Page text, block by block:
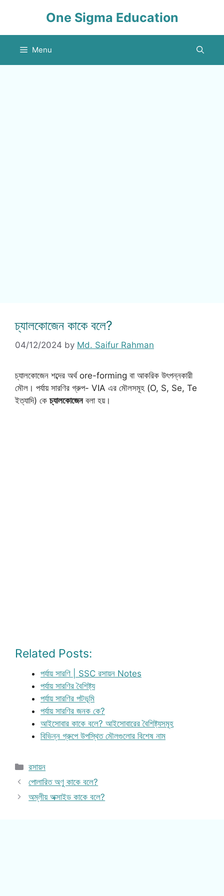
One Sigma Education
Menu
চ্যালকোজেন কাকে বলে?
04/12/2024 by Md. Saifur Rahman
চ্যালকোজেন শব্দের অর্থ ore-forming বা আকরিক উৎপন্নকারী
মৌল। পর্যায় সারণির গ্রুপ- VIA এর মৌলসমূহ (O, S, Se, Te
ইত্যাদি) কেচ্যালকোজেনবলা হয়।
Related Posts:
পর্যায় সারণি | SSC রসায়ন Notes
পর্যায় সারণির বৈশিষ্ট্য
পর্যায় সারণির পটভূমি
পর্যায় সারণির জনক কে?
আইসোবার কাকে বলে? আইসোবারের বৈশিষ্ট্যসমূহ
বিভিন্ন গ্রুপে উপস্থিত মৌলগুলোর বিশেষ নাম
Categories
রসায়ন
পোলারিত অণু কাকে বলে?
অম্লীয় অক্সাইড কাকে বলে?